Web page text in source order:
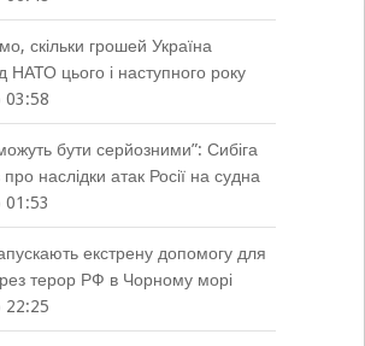
скільки грошей Україна
НАТО цього і наступного року
03:58
бути серйозними”: Сибіга
наслідки атак Росії на судна
01:53
екстрену допомогу для
терор РФ в Чорному морі
22:25